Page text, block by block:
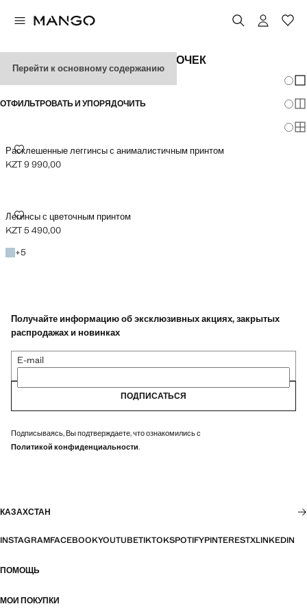
Перейти к основному содержанию
ЛЕГИНСЫ С ПРИНТОМ ДЛЯ ДЕВОЧЕК
ОТФИЛЬТРОВАТЬ И УПОРЯДОЧИТЬ
Расклешенные леггинсы с анималистичным принтом
РАСКЛЕШЕННЫЕ ЛЕГГИНСЫ С АНИМАЛИСТИЧНЫМ ПРИНТОМ
Текущая цена [KZT 9 990,00 ]
KZT 9 990,00
Легинсы с цветочным принтом
ЛЕГИНСЫ С ЦВЕТОЧНЫМ ПРИНТОМ
Текущая цена [KZT 5 490,00 ]
KZT 5 490,00
Небесно-голубой
+5
+5 цветов
Получайте информацию об эксклюзивных акциях, закрытых
распродажах и новинках
E-mail
ПОДПИСАТЬСЯ
Подписываясь, Вы подтверждаете, что ознакомились с
Политикой конфиденциальности.
КАЗАХСТАН
INSTAGRAMFACEBOOKYOUTUBETIKTOKSPOTIFYPINTERESTXLINKEDIN
ПОМОЩЬ
МОИ ПОКУПКИ